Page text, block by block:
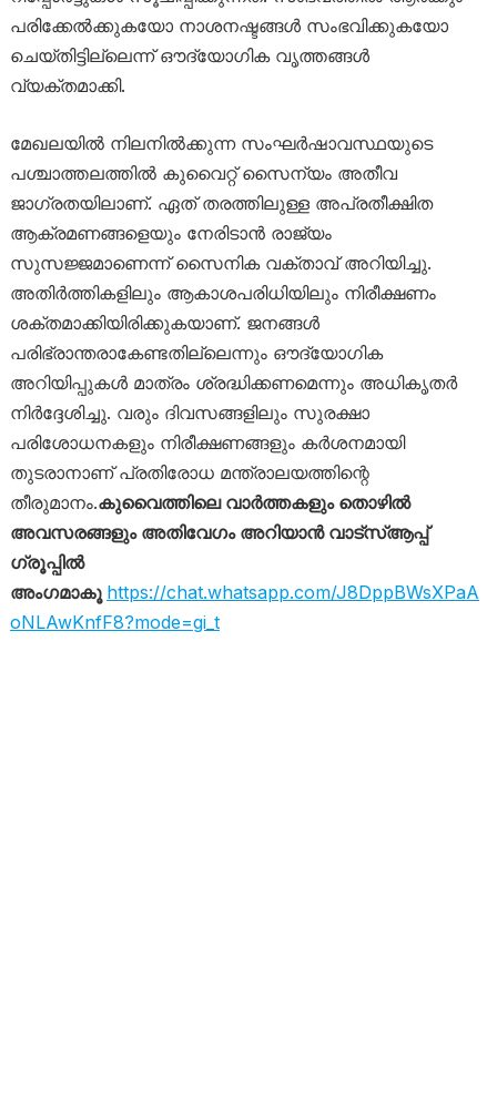
പരിക്കേൽക്കുകയോ നാശനഷ്ടങ്ങൾ സംഭവിക്കുകയോ
ചെയ്തിട്ടില്ലെന്ന് ഔദ്യോഗിക വൃത്തങ്ങൾ
വ്യക്തമാക്കി.
മേഖലയിൽ നിലനിൽക്കുന്ന സംഘർഷാവസ്ഥയുടെ
പശ്ചാത്തലത്തിൽ കുവൈറ്റ് സൈന്യം അതീവ
ജാഗ്രതയിലാണ്. ഏത് തരത്തിലുള്ള അപ്രതീക്ഷിത
ആക്രമണങ്ങളെയും നേരിടാൻ രാജ്യം
സുസജ്ജമാണെന്ന് സൈനിക വക്താവ് അറിയിച്ചു.
അതിർത്തികളിലും ആകാശപരിധിയിലും നിരീക്ഷണം
ശക്തമാക്കിയിരിക്കുകയാണ്. ജനങ്ങൾ
പരിഭ്രാന്തരാകേണ്ടതില്ലെന്നും ഔദ്യോഗിക
അറിയിപ്പുകൾ മാത്രം ശ്രദ്ധിക്കണമെന്നും അധികൃതർ
നിർദ്ദേശിച്ചു. വരും ദിവസങ്ങളിലും സുരക്ഷാ
പരിശോധനകളും നിരീക്ഷണങ്ങളും കർശനമായി
തുടരാനാണ് പ്രതിരോധ മന്ത്രാലയത്തിന്റെ
തീരുമാനം.കുവൈത്തിലെ വാർത്തകളും തൊഴിൽ
അവസരങ്ങളും അതിവേഗം അറിയാൻ വാട്സ്ആപ്പ്
ഗ്രൂപ്പിൽ
അംഗമാകൂ https://chat.whatsapp.com/J8DppBWsXPaA
oNLAwKnfF8?mode=gi_t